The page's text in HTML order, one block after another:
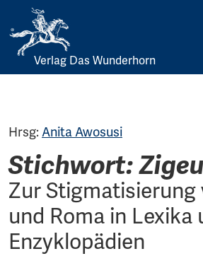
Skip
Verlag Das Wunderhorn
Hrsg:Anita Awosusi
Stichwort:
Zur Stigmatisierung
und Roma in Lexika
Enzyklopädien